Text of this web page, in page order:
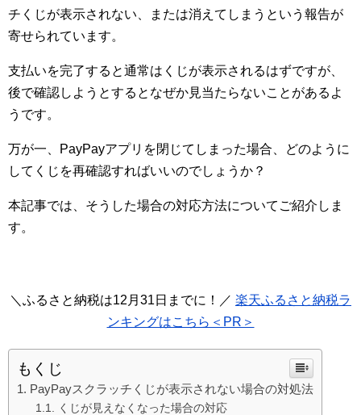
チくじが表示されない、または消えてしまうという報告が
寄せられています。
支払いを完了すると通常はくじが表示されるはずですが、
後で確認しようとするとなぜか見当たらないことがあるよ
うです。
万が一、PayPayアプリを閉じてしまった場合、どのように
してくじを再確認すればいいのでしょうか？
本記事では、そうした場合の対応方法についてご紹介しま
す。
＼ふるさと納税は12月31日までに！／ 楽天ふるさと納税ラ
ンキングはこちら＜PR＞
もくじ
PayPayスクラッチくじが表示されない場合の対処法
くじが見えなくなった場合の対応